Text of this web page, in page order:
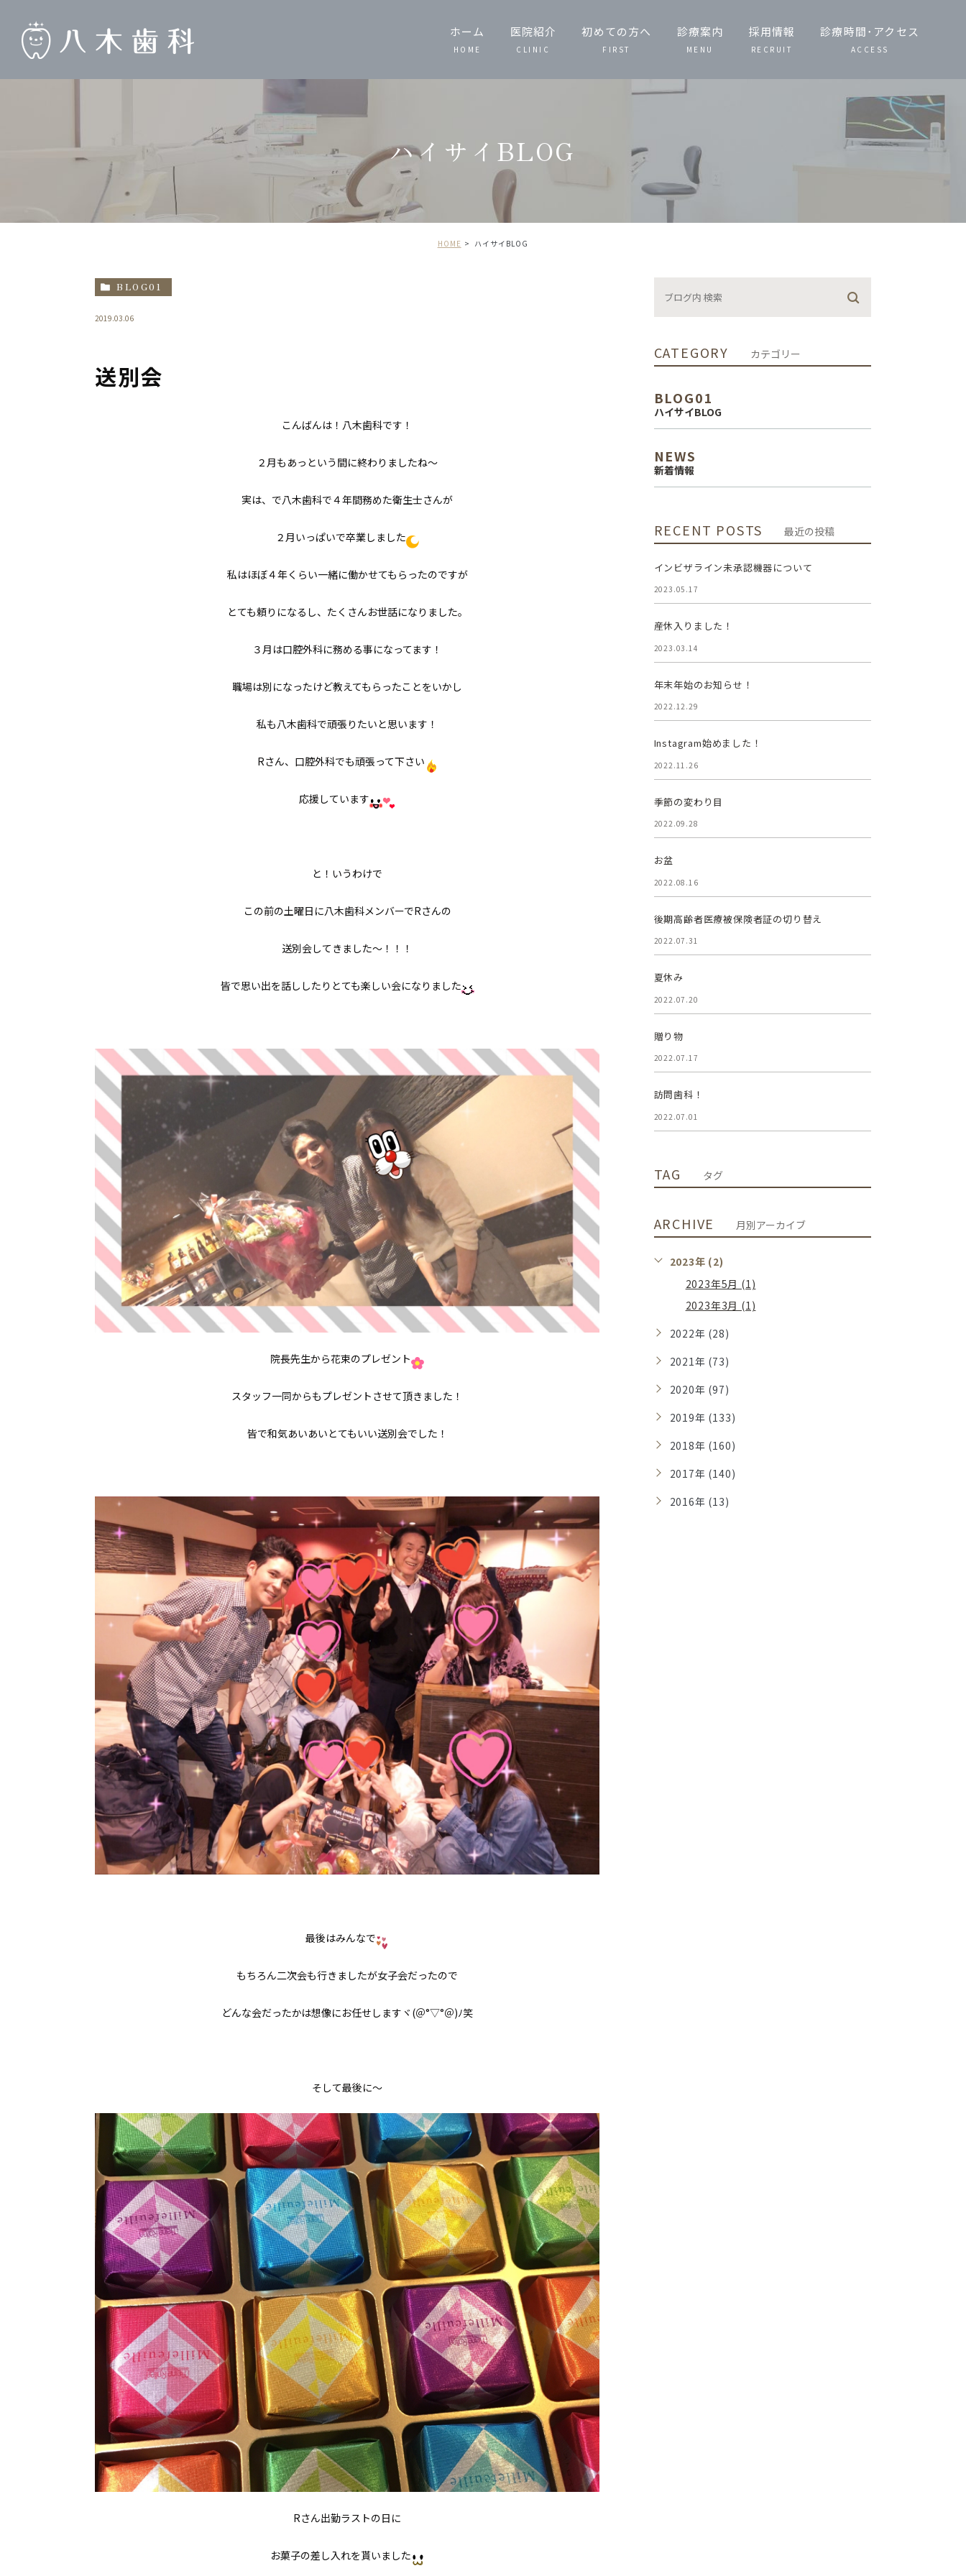
ホーム
HOME
医院紹介
CLINIC
院内技工
院内紹介
初めての方へ
FIRST
診療案内
MENU
一般歯科・小児
歯周病治療
予防治療・定期
検診
インプラント治
療
審美治療
採用情報
RECRUIT
診療時間･アクセス
ACCESS
ハイサイBLOG
HOME ハイサイBLOG
BLOG01
2019.03.06
送別会
こんばんは！八木歯科です！
２月もあっという間に終わりましたね〜
実は、で八木歯科で４年間務めた衛生士さんが
２月いっぱいで卒業しました
私はほぼ４年くらい一緒に働かせてもらったのですが
とても頼りになるし、たくさんお世話になりました。
３月は口腔外科に務める事になってます！
職場は別になったけど教えてもらったことをいかし
私も八木歯科で頑張りたいと思います！
Rさん、口腔外科でも頑張って下さい
応援しています
と！いうわけで
この前の土曜日に八木歯科メンバーでRさんの
送別会してきました〜！！！
皆で思い出を話ししたりとても楽しい会になりました
院長先生から花束のプレゼント
スタッフ一同からもプレゼントさせて頂きました！
皆で和気あいあいとてもいい送別会でした！
最後はみんなで
もちろん二次会も行きましたが女子会だったので
どんな会だったかは想像にお任せしますヾ(＠°▽°＠)ﾉ笑
そして最後に〜
Rさん出勤ラストの日に
お菓子の差し入れを貰いました
CATEGORY カテゴリー
BLOG01
ハイサイBLOG
NEWS
新着情報
RECENT POSTS 最近の投稿
インビザライン未承認機器について
2023.05.17
産休入りました！
2023.03.14
年末年始のお知らせ！
2022.12.29
Instagram始めました！
2022.11.26
季節の変わり目
2022.09.28
お盆
2022.08.16
後期高齢者医療被保険者証の切り替え
2022.07.31
夏休み
2022.07.20
贈り物
2022.07.17
訪問歯科！
2022.07.01
TAG タグ
ARCHIVE 月別アーカイブ
2023年 (2)
2023年5月 (1)
2023年3月 (1)
2022年 (28)
2021年 (73)
2020年 (97)
2019年 (133)
2018年 (160)
2017年 (140)
2016年 (13)